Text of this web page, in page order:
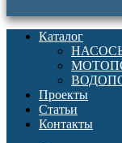
Каталог
Проекты
Статьи
Контакты